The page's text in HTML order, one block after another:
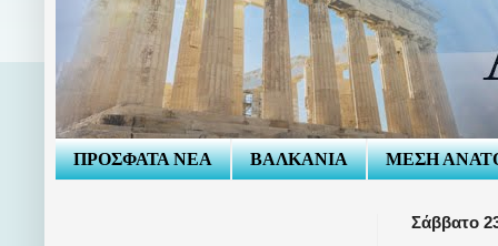
ΠΡΟΣΦΑΤΑ ΝΕΑ ΒΑΛΚΑΝΙΑ ΜΕΣΗ
Σάββατο